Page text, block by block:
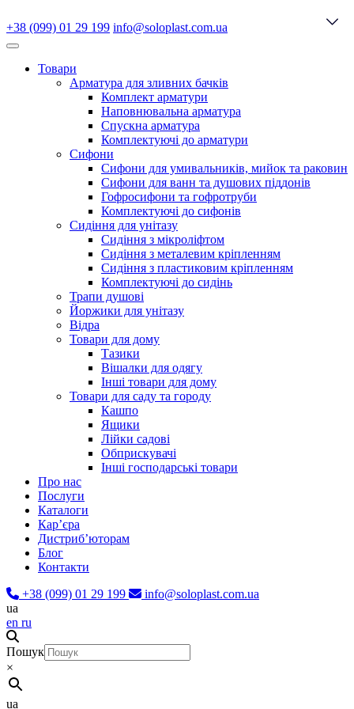
+38 (099) 01 29 199 info@soloplast.com.ua
Товари
Арматура для зливних бачків
Комплект арматури
Наповнювальна арматура
Спускна арматура
Комплектуючі до арматури
Сифони
Сифони для умивальників, мийок та раковин
Сифони для ванн та душових піддонів
Гофросифони та гофротруби
Комплектуючі до сифонів
Сидіння для унітазу
Сидіння з мікроліфтом
Сидіння з металевим кріпленням
Сидіння з пластиковим кріпленням
Комплектуючі до сидінь
Трапи душові
Йоржики для унітазу
Відра
Товари для дому
Тазики
Вішалки для одягу
Інші товари для дому
Товари для саду та городу
Кашпо
Ящики
Лійки садові
Обприскувачі
Інші господарські товари
Про нас
Послуги
Каталоги
Карʼєра
Дистриб’юторам
Блог
Контакти
+38 (099) 01 29 199
info@soloplast.com.ua
ua
en ru
Пошук
×
ua